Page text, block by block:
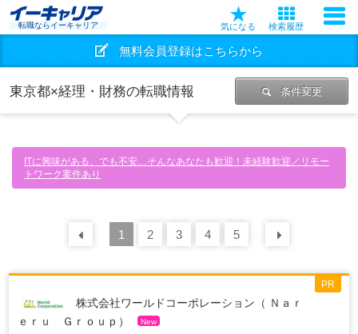
転職ならイーキャリア 気になる 検索履歴
無料会員登録はこちらから
東京都×経理・財務の転職情報 条件変更
ITに興味がある、でも不安…そんなあなたも歓迎！未経験歓迎／リモー
トワーク案件あり
前の 30
1 2 3 4 5
株式会社ワールドコーポレーション（ Ｎａｒ
ｅｒｕ Ｇｒｏｕｐ）
New
PR